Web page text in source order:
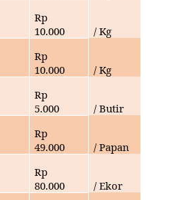
Rp
10.000
/ Kg
Rp
10.000
/ Kg
Rp
5.000 / Butir
Rp
49.000 / Papan
Rp
80.000 / Ekor